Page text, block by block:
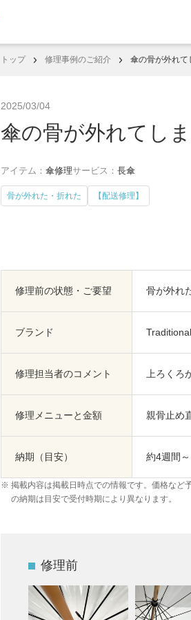
トップ 修理事例のご紹介 傘の骨が外れて
2025/03/04
傘の骨が外れてし
アイテム： 傘修理サービス： 長傘
骨が外れた・折れた 【配送修理】
修理前の状態・ご要望 骨が外れ
ブランド
修理担当者のコメント 上ろく
修理メニューと金額 親骨止
納期（目安） 約4週間～
掲載内容は掲載日時点での情報です。価格など
の納期は目安で受付時期により異なります。
修理前